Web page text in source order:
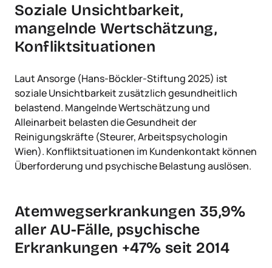
Soziale Unsichtbarkeit,
mangelnde Wertschätzung,
Konfliktsituationen
Laut Ansorge (Hans-Böckler-Stiftung 2025) ist
soziale Unsichtbarkeit zusätzlich gesundheitlich
belastend. Mangelnde Wertschätzung und
Alleinarbeit belasten die Gesundheit der
Reinigungskräfte (Steurer, Arbeitspsychologin
Wien). Konfliktsituationen im Kundenkontakt können
Überforderung und psychische Belastung auslösen.
Atemwegserkrankungen 35,9%
aller AU-Fälle, psychische
Erkrankungen +47% seit 2014